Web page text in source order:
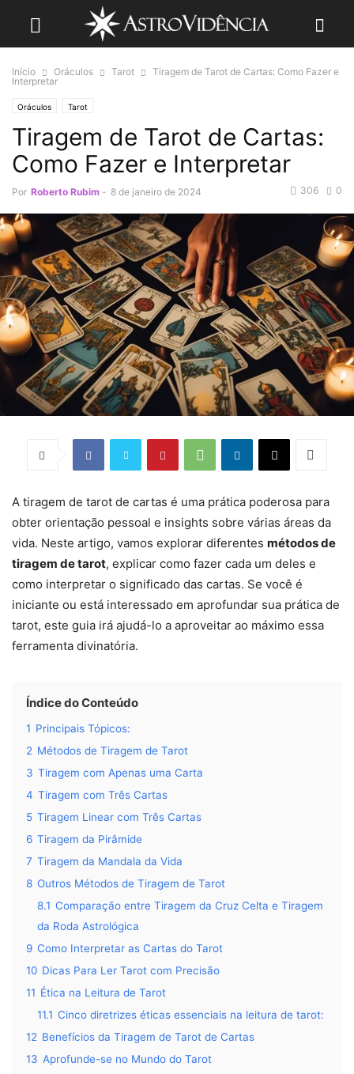
Início Oráculos Tarot
Tiragem de Tarot de Cartas: Como Fazer e
Interpretar
Oráculos Tarot
Tiragem de Tarot de Cartas:
Como Fazer e Interpretar
Por Roberto Rubim - 8 de janeiro de 2024 0
306
A tiragem de tarot de cartas é uma prática poderosa para
obter orientação pessoal e insights sobre várias áreas da
vida. Neste artigo, vamos explorar diferentes métodos de
tiragem de tarot, explicar como fazer cada um deles e
como interpretar o significado das cartas. Se você é
iniciante ou está interessado em aprofundar sua prática de
tarot, este guia irá ajudá-lo a aproveitar ao máximo essa
ferramenta divinatória.
Índice do Conteúdo
1 Principais Tópicos:
2 Métodos de Tiragem de Tarot
3 Tiragem com Apenas uma Carta
4 Tiragem com Três Cartas
5 Tiragem Linear com Três Cartas
6 Tiragem da Pirâmide
7 Tiragem da Mandala da Vida
8 Outros Métodos de Tiragem de Tarot
8.1 Comparação entre Tiragem da Cruz Celta e Tiragem
da Roda Astrológica
9 Como Interpretar as Cartas do Tarot
10 Dicas Para Ler Tarot com Precisão
11 Ética na Leitura de Tarot
11.1 Cinco diretrizes éticas essenciais na leitura de tarot:
12 Benefícios da Tiragem de Tarot de Cartas
13 Aprofunde-se no Mundo do Tarot